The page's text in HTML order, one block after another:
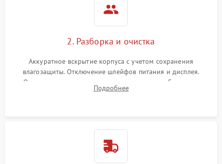
2. Разборка и очистка
Аккуратное вскрытие корпуса с учетом сохранения
влагозащиты. Отключение шлейфов питания и дисплея.
Очистка внутренних плат от окислов и пыли. Бережная
обработка германиевого объектива специализированными
Подробнее